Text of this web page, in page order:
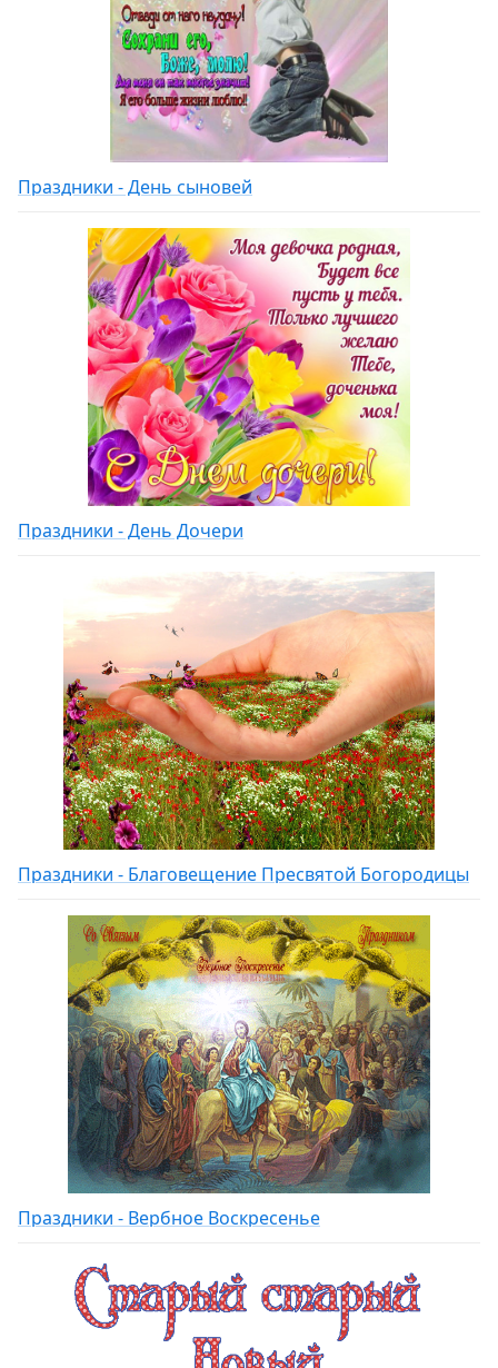
Праздники - День сыновей
Праздники - День Дочери
Праздники - Благовещение Пресвятой Богородицы
Праздники - Вербное Воскресенье